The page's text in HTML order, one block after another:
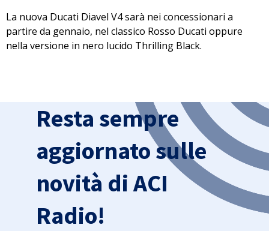
La nuova Ducati Diavel V4sarà nei concessionari a
partire da gennaio, nel classico Rosso Ducati oppure
nella versione in nero lucido Thrilling Black.
Resta sempre
aggiornato sulle
novità di ACI
Radio!